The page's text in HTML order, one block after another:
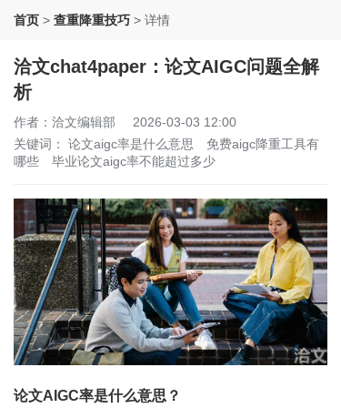
首页 > 查重降重技巧 > 详情
洽文chat4paper：论文AIGC问题全解
析
作者：洽文编辑部
2026-03-03 12:00
关键词： 论文aigc率是什么意思
免费aigc降重工具有
哪些
毕业论文aigc率不能超过多少
论文AIGC率是什么意思？